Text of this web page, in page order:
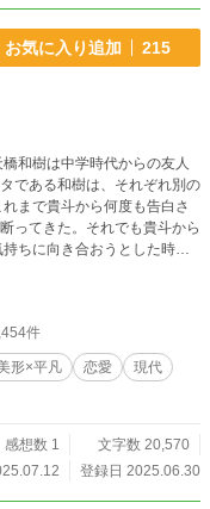
お気に入り追加 215
である和樹は、それぞれ別の
まで貴斗から何度も告白さ
ってきた。それでも貴斗から
ちに向き合おうとした時、
定
ん ・最終話まで執筆済み
ヨムにも掲載しています。
件
形×平凡 恋愛
現代
感想数 1
文字数 20,570
登録日 2025.06.30